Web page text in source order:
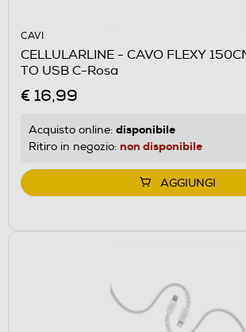
CAVI
CELLULARLINE - CAVO FLEXY
TO USB C-Rosa
€ 16,99
Acquisto online: disponibile
Ritiro in negozio: non disponibile
AGGIUNGI